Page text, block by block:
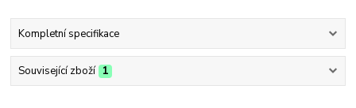
Kompletní specifikace
Související zboží 1